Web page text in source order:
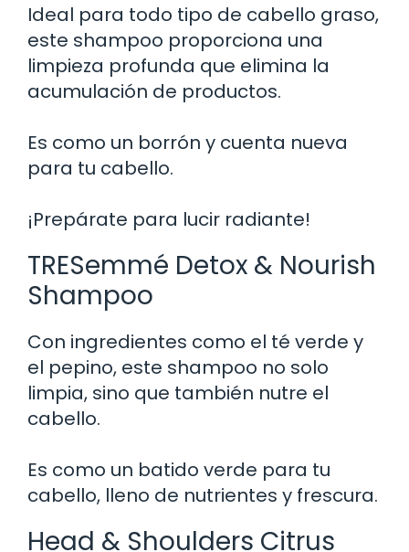
Ideal para todo tipo de cabello graso,
este shampoo proporciona una
limpieza profunda que elimina la
acumulación de productos.
Es como un borrón y cuenta nueva
para tu cabello.
¡Prepárate para lucir radiante!
TRESemmé Detox & Nourish
Shampoo
Con ingredientes como el té verde y
el pepino, este shampoo no solo
limpia, sino que también nutre el
cabello.
Es como un batido verde para tu
cabello, lleno de nutrientes y frescura.
Head & Shoulders Citrus